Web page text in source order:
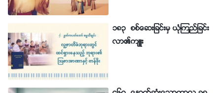
၁၈၃ စစ္ေဆးျခင္းမွ ယုံၾကည္ျခင္း
လာ၏က်ဴး